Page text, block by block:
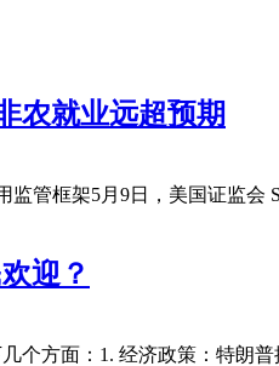
农就业远超预期
监管框架5月9日，美国证监
迎？
个方面：1. 经济政策：特朗